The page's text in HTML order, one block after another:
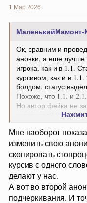
1 Мар 2026
МаленькийМамонт-
Ок, сравним и
анонки, а еще лучше
игрока, как и в 1.1.
курсивом, как и в
болдом, статус
Похоже, что 1.1. и
Но автор фейка не
копировал?
выходит.
Третий раз
Мне наоборот
изменить свою
скопировать
курсив с одного
делают у нас.
А вот во второй
подчеркивания. И